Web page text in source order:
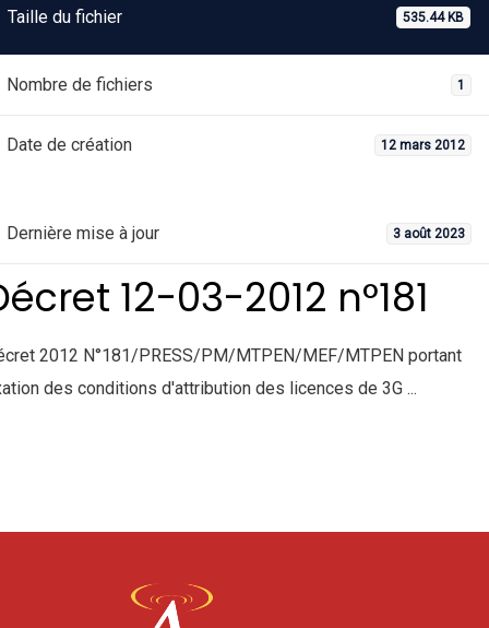
Taille du fichier 535.44 KB
Nombre de fichiers 1
Date de création 12 mars 2012
Dernière mise à jour 3 août 2023
12-03-2012 n°181
2012 N°181/PRESS/PM/MTPEN/MEF/MTPEN portant
des conditions d'attribution des licences de 3G ...